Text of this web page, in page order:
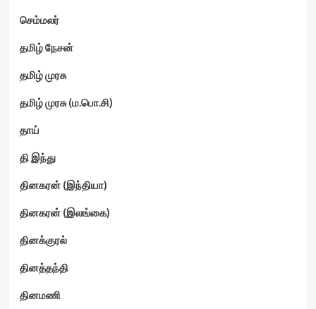
செம்மலர்
தமிழ் நேசன்
தமிழ் முரசு
தமிழ் முரசு (ம.பொ.சி)
தாய்
தி இந்து
தினகரன் (இந்தியா)
தினகரன் (இலங்கை)
தினக்குரல்
தினத்தந்தி
தினமணி